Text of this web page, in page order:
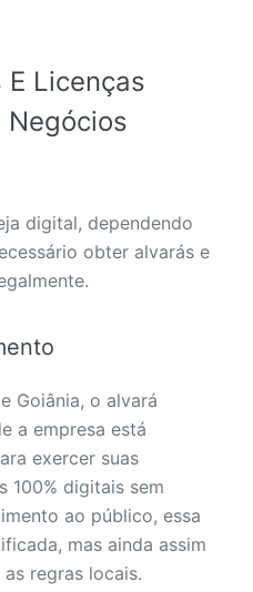
E Licenças
Negócios
digital, dependendo
obter alvarás e
Goiânia, o alvará
a empresa está
exercer suas
100% digitais sem
ao público, essa
mas ainda assim
regras locais.